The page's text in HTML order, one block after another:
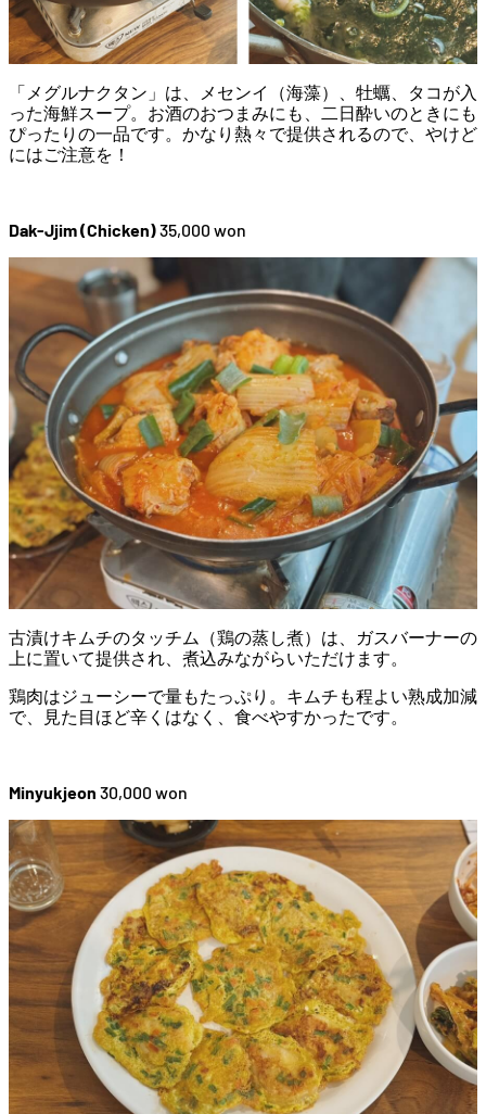
「メグルナクタン」は、メセンイ（海藻）、牡蠣、タコが入
った海鮮スープ。お酒のおつまみにも、二日酔いのときにも
ぴったりの一品です。かなり熱々で提供されるので、やけど
にはご注意を！
Dak-Jjim (Chicken)35,000 won
古漬けキムチのタッチム（鶏の蒸し煮）は、ガスバーナーの
上に置いて提供され、煮込みながらいただけます。
鶏肉はジューシーで量もたっぷり。キムチも程よい熟成加減
で、見た目ほど辛くはなく、食べやすかったです。
Minyukjeon 30,000 won